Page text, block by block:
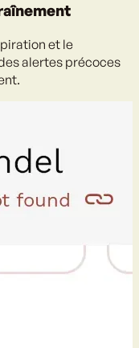
et le
alertes précoces